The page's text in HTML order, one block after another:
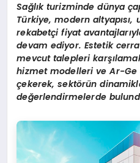
Sağlık turizminde dünyaç
Türkiye, modern altyapısı,
rekabetçi fiyat avantajları
devam ediyor. Estetik
mevcut talepleri karşı
hizmet modelleri ve Ar-Ge
çekerek, sektörün
değerlendirmelerde